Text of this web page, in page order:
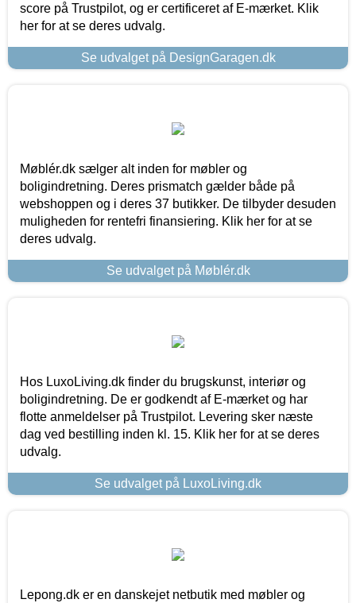
score på Trustpilot, og er certificeret af E-mærket. Klik
her for at se deres udvalg.
Se udvalget på DesignGaragen.dk
Møblér.dk sælger alt inden for møbler og
boligindretning. Deres prismatch gælder både på
webshoppen og i deres 37 butikker. De tilbyder desuden
muligheden for rentefri finansiering. Klik her for at se
deres udvalg.
Se udvalget på Møblér.dk
Hos LuxoLiving.dk finder du brugskunst, interiør og
boligindretning. De er godkendt af E-mærket og har
flotte anmeldelser på Trustpilot. Levering sker næste
dag ved bestilling inden kl. 15. Klik her for at se deres
udvalg.
Se udvalget på LuxoLiving.dk
Lepong.dk er en danskejet netbutik med møbler og